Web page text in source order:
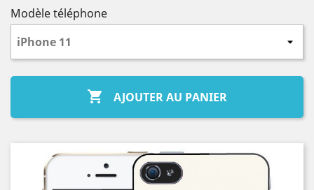
Modèle téléphone
 AJOUTER AU PANIER